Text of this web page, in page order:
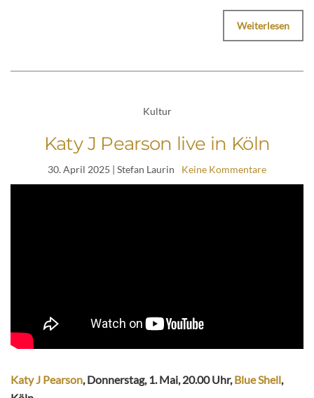
Weiterlesen
Kultur
Katy J Pearson live in Köln
30. April 2025 | Stefan Laurin Keine Kommentare
Katy J Pearson, Donnerstag, 1. Mai, 20.00 Uhr, Blue Shell,